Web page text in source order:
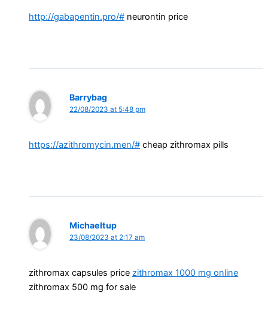
http://gabapentin.pro/# neurontin price
Barrybag
22/08/2023 at 5:48 pm
https://azithromycin.men/# cheap zithromax pills
Michaeltup
23/08/2023 at 2:17 am
zithromax capsules price zithromax 1000 mg online
zithromax 500 mg for sale